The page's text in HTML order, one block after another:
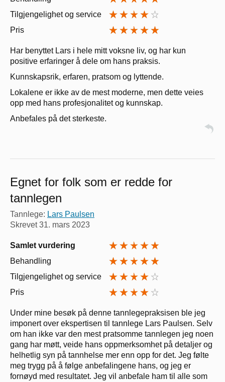
Tilgjengelighet og service
Pris
Har benyttet Lars i hele mitt voksne liv, og har kun
positive erfaringer å dele om hans praksis.
Kunnskapsrik, erfaren, pratsom og lyttende.
Lokalene er ikke av de mest moderne, men dette veies
opp med hans profesjonalitet og kunnskap.
Anbefales på det sterkeste.
Egnet for folk som er redde for
tannlegen
Tannlege: Lars Paulsen
Skrevet31. mars 2023
Samlet vurdering
Behandling
Tilgjengelighet og service
Pris
Under mine besøk på denne tannlegepraksisen ble jeg
imponert over ekspertisen til tannlege Lars Paulsen. Selv
om han ikke var den mest pratsomme tannlegen jeg noen
gang har møtt, veide hans oppmerksomhet på detaljer og
helhetlig syn på tannhelse mer enn opp for det. Jeg følte
meg trygg på å følge anbefalingene hans, og jeg er
fornøyd med resultatet. Jeg vil anbefale ham til alle som